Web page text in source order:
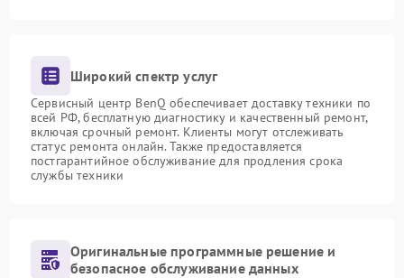
Широкий спектр услуг
Сервисный центр BenQ обеспечивает доставку техники по
всей РФ, бесплатную диагностику и качественный ремонт,
включая срочный ремонт. Клиенты могут отслеживать
статус ремонта онлайн. Также предоставляется
постгарантийное обслуживание для продления срока
службы техники
Оригинальные программные решение и
безопасное обслуживание данных